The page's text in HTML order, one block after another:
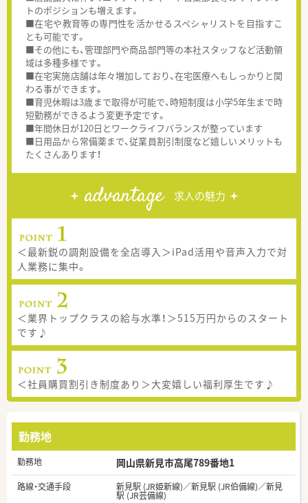
トのポジションも増えます。
■在宅や教育等の専門性を活かせるスペシャリストを目指すこ
とも可能です。
■その他にも、管理部門や商品部門等の本社スタッフなど活動領
域は多種多様です。
■在宅実施店舗は年々増加しており、在宅医療へもしっかりと関
わる事ができます。
■育児休暇は3歳まで取得が可能で、時短制度は小学5年生まで時
短勤務ができるよう変更予定です。
■年間休日が120日とワークライフバランスが整っています
■日用品から常備薬まで、従業員割引制度など嬉しいメリットも
たくさんあります！
advantage 求人の魅力
＜最新鋭の調剤設備を全店導入＞iPad活用や音声入力で対
人業務に集中。
＜業界トップクラスの給与水準！＞515万円からのスタート
です♪
＜社員購買割引き制度あり＞大変嬉しい福利厚生です♪
勤務地
勤務地 岡山県新見市高尾789番地1
路線・交通手段 新見駅 (JR姫新線)／新見駅 (JR伯備線)／新見
駅 (JR芸備線)